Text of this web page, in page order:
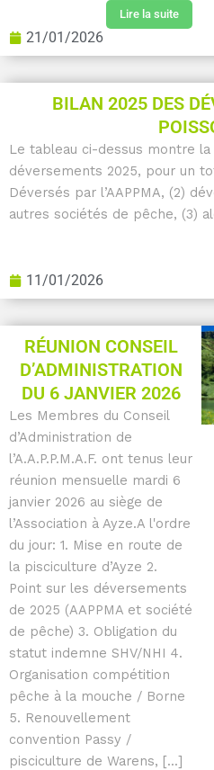
Lire la suite
21/01/2026
BILAN 2025 DES
Le tableau ci-dessus montre
déversements 2025, pour un
Déversés par l’AAPPMA, (2)
autres sociétés de pêche, (3)
11/01/2026
RÉUNION CONSEIL
D’ADMINISTRATION
DU 6 JANVIER 2026
Les Membres du Conseil
d’Administration de
l’A.A.P.P.M.A.F. ont tenus leur
réunion mensuelle mardi 6
janvier 2026 au siège de
l’Association à Ayze.A l'ordre
du jour: 1. Mise en route de
la pisciculture d’Ayze 2.
Point sur les déversements
de 2025 (AAPPMA et société
de pêche) 3. Obligation du
statut indemne SHV/NHI 4.
Organisation compétition
pêche à la mouche / Borne
5. Renouvellement
convention Passy /
pisciculture de Warens, [...]